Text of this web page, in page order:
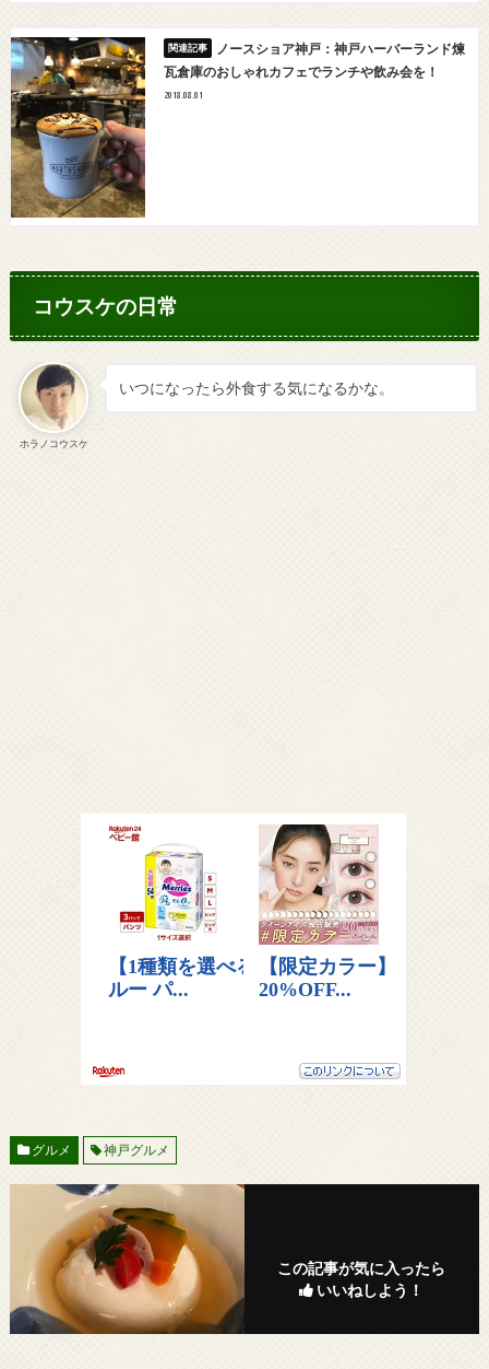
ノースショア神戸：神戸ハーバーランド煉
瓦倉庫のおしゃれカフェでランチや飲み会を！
2018.08.01
コウスケの日常
ホラノコウスケ
いつになったら外食する気になるかな。
グルメ 神戸グルメ
この記事が気に入ったら
いいねしよう！